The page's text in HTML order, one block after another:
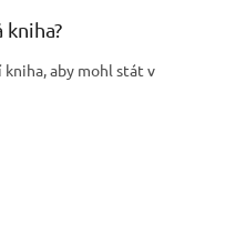
aby mohl stát v